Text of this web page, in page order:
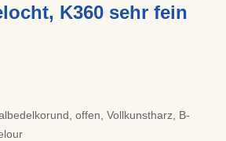
K360 sehr fein
offen, Vollkunstharz, B-